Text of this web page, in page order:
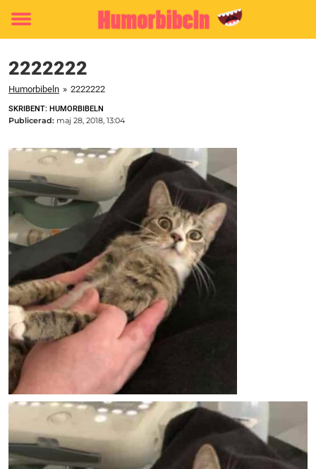
Toggle
2222222
Humorbibeln » 2222222
SKRIBENT: HUMORBIBELN
Publicerad: maj 28, 2018, 13:04